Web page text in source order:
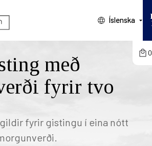
Íslenska
KOMUDAGUR
tóm
með
fyrir tvo
fyrir gistingu í eina nótt